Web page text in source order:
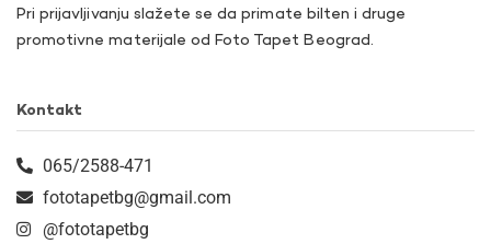
Pri prijavljivanju slažete se da primate bilten i druge
promotivne materijale od Foto Tapet Beograd.
Kontakt
065/2588-471
fototapetbg@gmail.com
@fototapetbg